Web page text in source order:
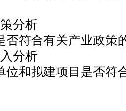
分析
符合有关产业政策
分析
和拟建项目是否符